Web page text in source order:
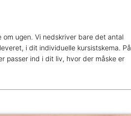
ugen. Vi nedskriver bare det antal
i dit individuelle kursistskema. På
passer ind i dit liv, hvor der måske er